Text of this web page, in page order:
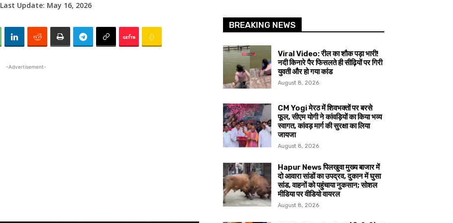
Last Update: May 16, 2026
-Advertisement-
BREAKING NEWS
Viral Video: रील का शौक पड़ा भारी!
नदी किनारे पैर फिसलते ही सीढ़ियों पर गिरी
युवती और हो गया कांड
August 8, 2026
CM Yogi मेरठ में शिवभक्तों पर बरसे
फूल, सीएम योगी ने कांवड़ियों का किया भव्य
स्वागत, कांवड़ मार्ग की सुरक्षा का लिया
जायजा
August 8, 2026
Hapur News पिलखुवा मुख्य बाजार में
दो आवारा सांडों का उपद्रव, दुकान में घुसा
सांड, वाहनों को पहुंचाया नुकसान; सोशल
मीडिया पर वीडियो वायरल
August 8, 2026